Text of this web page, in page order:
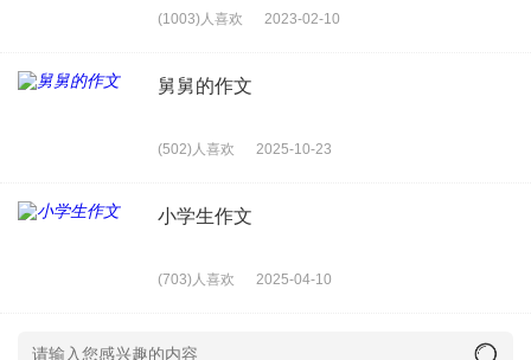
(1003)人喜欢 2023-02-10
舅舅的作文
(502)人喜欢 2025-10-23
小学生作文
(703)人喜欢 2025-04-10